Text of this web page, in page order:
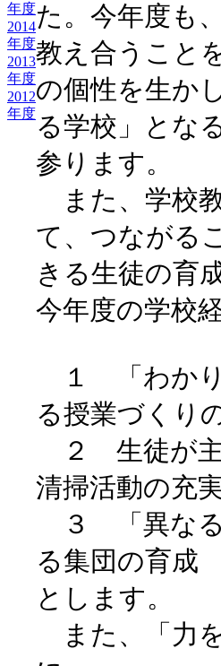
年度
2014
年度
2013
年度
2012
年度
た。今年度も
教え合うこと
の個性を生か
る学校」とな
参ります。
また、学校
て、つながる
きる生徒の育
今年度の学校
１ 「わかり
る授業づくり
２ 生徒が主
清掃活動の充
３ 「異なる
る集団の育成
とします。
また、「力